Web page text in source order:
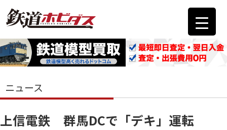
ニュース
上信電鉄 群馬DCで「デキ」運転